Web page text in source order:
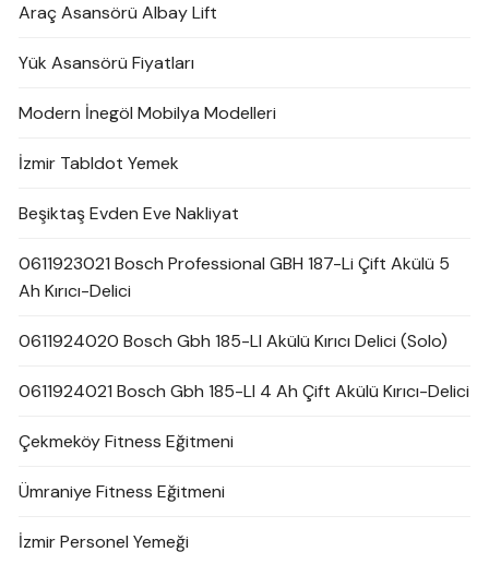
Araç Asansörü Albay Lift
Yük Asansörü Fiyatları
Modern İnegöl Mobilya Modelleri
İzmir Tabldot Yemek
Beşiktaş Evden Eve Nakliyat
0611923021 Bosch Professional GBH 187-Li Çift Akülü 5
Ah Kırıcı-Delici
0611924020 Bosch Gbh 185-LI Akülü Kırıcı Delici (Solo)
0611924021 Bosch Gbh 185-LI 4 Ah Çift Akülü Kırıcı-Delici
Çekmeköy Fitness Eğitmeni
Ümraniye Fitness Eğitmeni
İzmir Personel Yemeği